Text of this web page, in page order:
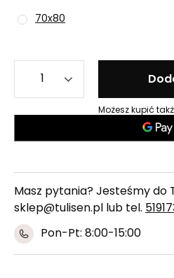
70x80
Możesz kupić
Masz pytania? Jesteśmy do
sklep@tulisen.pl lub tel.
Pon-Pt: 8:00-15:00